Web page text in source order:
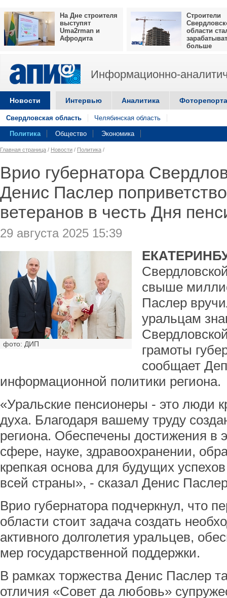
На Дне строителя
выступят
Uma2rman и
Афродита
Строители
области
больше
Информационно-
Новости Интервью Аналитика
Свердловская область Челябинская область
Политика Общество Экономика
Главная страница / Новости / Политика /
Врио губернатора
Денис Паслер
ветеранов в честь Дня
29 августа 2025 15:39
фото: ДИП
свыше
Паслер
уральцам
грамоты
сообщает
информационной политики региона.
«Уральские пенсионеры - это люди
духа. Благодаря вашему труду
региона. Обеспечены достижения в
сфере, науке, здравоохранении,
крепкая основа для будущих
всей страны», - сказал Денис
Врио губернатора подчеркнул, что
области стоит задача создать
активного долголетия уральцев,
мер государственной поддержки.
В рамках торжества Денис Паслер
отличия «Совет да любовь»